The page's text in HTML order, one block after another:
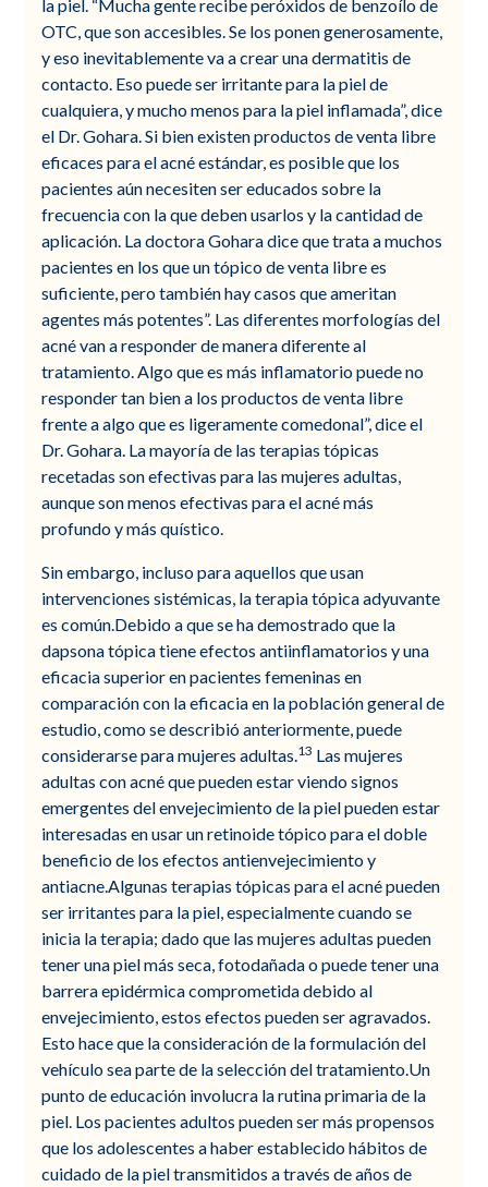
la piel. “Mucha gente recibe peróxidos de benzoílo de
OTC, que son accesibles. Se los ponen generosamente,
y eso inevitablemente va a crear una dermatitis de
contacto. Eso puede ser irritante para la piel de
cualquiera, y mucho menos para la piel inflamada”, dice
el Dr. Gohara. Si bien existen productos de venta libre
eficaces para el acné estándar, es posible que los
pacientes aún necesiten ser educados sobre la
frecuencia con la que deben usarlos y la cantidad de
aplicación. La doctora Gohara dice que trata a muchos
pacientes en los que un tópico de venta libre es
suficiente, pero también hay casos que ameritan
agentes más potentes”. Las diferentes morfologías del
acné van a responder de manera diferente al
tratamiento. Algo que es más inflamatorio puede no
responder tan bien a los productos de venta libre
frente a algo que es ligeramente comedonal”, dice el
Dr. Gohara. La mayoría de las terapias tópicas
recetadas son efectivas para las mujeres adultas,
aunque son menos efectivas para el acné más
profundo y más quístico.
Sin embargo, incluso para aquellos que usan
intervenciones sistémicas, la terapia tópica adyuvante
es común.Debido a que se ha demostrado que la
dapsona tópica tiene efectos antiinflamatorios y una
eficacia superior en pacientes femeninas en
comparación con la eficacia en la población general de
estudio, como se describió anteriormente, puede
considerarse para mujeres adultas.13 Las mujeres
adultas con acné que pueden estar viendo signos
emergentes del envejecimiento de la piel pueden estar
interesadas en usar un retinoide tópico para el doble
beneficio de los efectos antienvejecimiento y
antiacne.Algunas terapias tópicas para el acné pueden
ser irritantes para la piel, especialmente cuando se
inicia la terapia; dado que las mujeres adultas pueden
tener una piel más seca, fotodañada o puede tener una
barrera epidérmica comprometida debido al
envejecimiento, estos efectos pueden ser agravados.
Esto hace que la consideración de la formulación del
vehículo sea parte de la selección del tratamiento.Un
punto de educación involucra la rutina primaria de la
piel. Los pacientes adultos pueden ser más propensos
que los adolescentes a haber establecido hábitos de
cuidado de la piel transmitidos a través de años de